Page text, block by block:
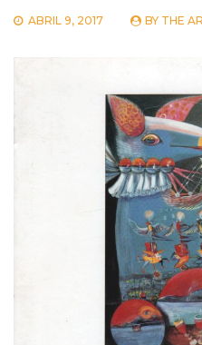
ABRIL 9, 2017 BY THE